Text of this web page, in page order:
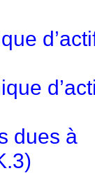
dues à